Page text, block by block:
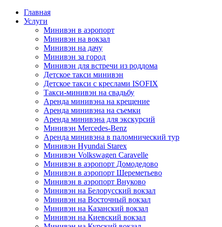
Главная
Услуги
Минивэн в аэропорт
Минивэн на вокзал
Минивэн на дачу
Минивэн за город
Минивэн для встречи из роддома
Детское такси минивэн
Детское такси с креслами ISOFIX
Такси-минивэн на свадьбу
Аренда минивэна на крещение
Аренда минивэна на съемки
Аренда минивэна для экскурсий
Минивэн Mercedes-Benz
Аренда минивэна в паломнический тур
Минивэн Hyundai Starex
Минивэн Volkswagen Caravelle
Минивэн в аэропорт Домодедово
Минивэн в аэропорт Шереметьево
Минивэн в аэропорт Внуково
Минивэн на Белорусский вокзал
Минивэн на Восточный вокзал
Минивэн на Казанский вокзал
Минивэн на Киевский вокзал